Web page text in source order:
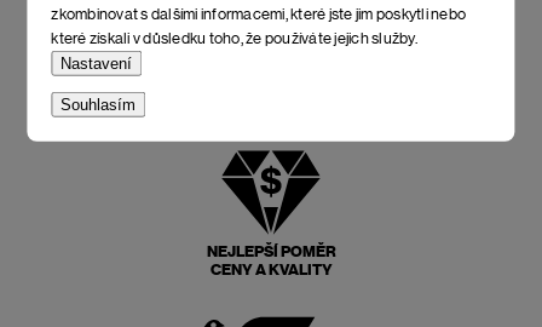
zkombinovat s dalšími informacemi, které jste jim poskytli nebo
které získali v důsledku toho, že používáte jejich služby.
Nastavení
Souhlasím
NEJLEPŠÍ POMĚR
CENY A KVALITY